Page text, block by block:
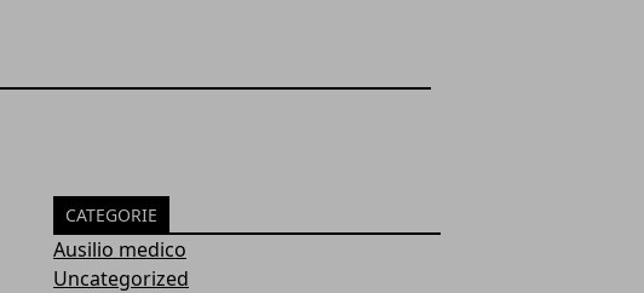
CATEGORIE
Ausilio medico
Uncategorized